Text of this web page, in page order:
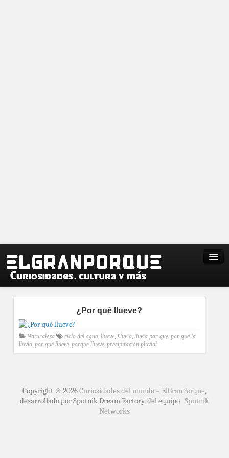
¿Por qué llueve?
Naturaleza ciclo del agua, llueve, Lluvia, lluvia por que, por qué la
lluvia, por qué llueve, porque llueve, precipitación pluvial
Copyright © 2026Curiosidades del mundo – ElGranPorque,
desarrollado por Sputnik Dream Factory, del equipo Sputnik
Networks